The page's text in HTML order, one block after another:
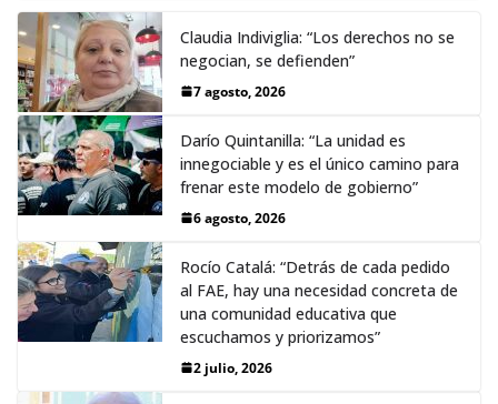
Claudia Indiviglia: “Los derechos no se
negocian, se defienden”
7 agosto, 2026
Darío Quintanilla: “La unidad es
innegociable y es el único camino para
frenar este modelo de gobierno”
6 agosto, 2026
Rocío Catalá: “Detrás de cada pedido
al FAE, hay una necesidad concreta de
una comunidad educativa que
escuchamos y priorizamos”
2 julio, 2026